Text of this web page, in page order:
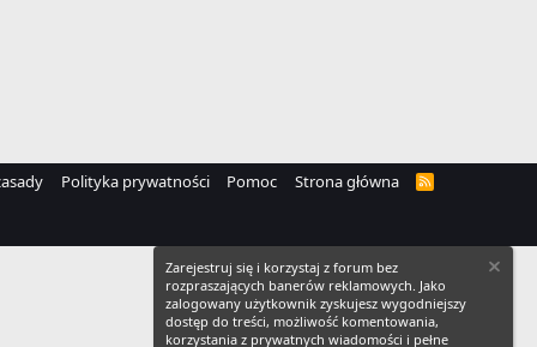
Polityka prywatności Pomoc Strona główna
R
S
Zarejestruj się i korzystaj z forum bez
rozpraszających banerów reklamowych. Jako
zalogowany użytkownik zyskujesz wygodniejszy
dostęp do treści, możliwość komentowania,
korzystania z prywatnych wiadomości i pełne